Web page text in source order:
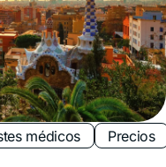
médicos Precios